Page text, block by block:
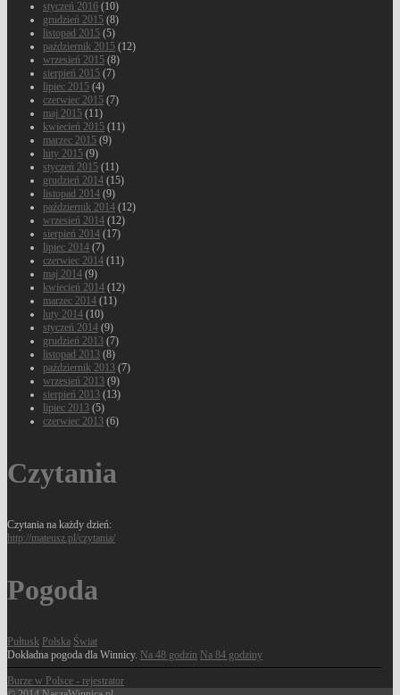
styczeń 2016 (10)
grudzień 2015 (8)
listopad 2015 (5)
październik 2015 (12)
wrzesień 2015 (8)
sierpień 2015 (7)
lipiec 2015 (4)
czerwiec 2015 (7)
maj 2015 (11)
kwiecień 2015 (11)
marzec 2015 (9)
luty 2015 (9)
styczeń 2015 (11)
grudzień 2014 (15)
listopad 2014 (9)
październik 2014 (12)
wrzesień 2014 (12)
sierpień 2014 (17)
lipiec 2014 (7)
czerwiec 2014 (11)
maj 2014 (9)
kwiecień 2014 (12)
marzec 2014 (11)
luty 2014 (10)
styczeń 2014 (9)
grudzień 2013 (7)
listopad 2013 (8)
październik 2013 (7)
wrzesień 2013 (9)
sierpień 2013 (13)
lipiec 2013 (5)
czerwiec 2013 (6)
Czytania
Czytania na każdy dzień:
http://mateusz.pl/czytania/
Pogoda
Pułtusk Polska Świat
Dokładna pogoda dla Winnicy. Na 48 godzin Na 84 godziny
Burze w Polsce - rejestrator